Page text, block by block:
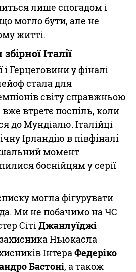
лише спогадом і
могло бути, але не
житті.
Італії
і Герцеговини у фіналі
стала для
світу справжньою
втретє поспіль, коли
до Мундіалю. Італійці
Ірландію в півфіналі
момент
боснійцям у серії
могла фігурувати
Ми не побачимо на ЧС
СітіДжанлуїджі
Ньюкасла
ІнтераФедеріко
Бастоні, а також